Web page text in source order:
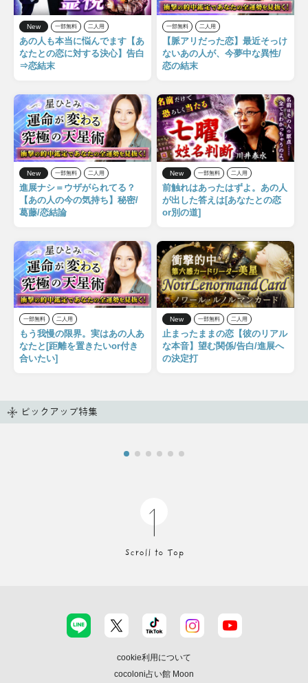
New 一部無料 二人用
あの人も本当に悩んでます【あ
なたとの恋に対する決心】告白
⇒恋結末
一部無料 二人用
【脈アリだった恋】最近そっけ
ないあの人が、今夢中な異性/
恋の結末
New 一部無料 二人用
進展ナシ＝ウザがられてる？
【あの人の今の気持ち】秘密/
葛藤/恋結論
New 一部無料 二人用
前触れはあったはずよ。あの人
が出した答えは[あなたとの恋
or別の道]
一部無料 二人用
もう我慢の限界。実はあの人あ
なたと[距離を置きたいor付き
合いたい]
New 一部無料 二人用
止まったままの恋【彼のリアル
な本音】望む関係/告白/進展へ
の決定打
ピックアップ特集
cookie利用について
cocoloni占い館 Moon